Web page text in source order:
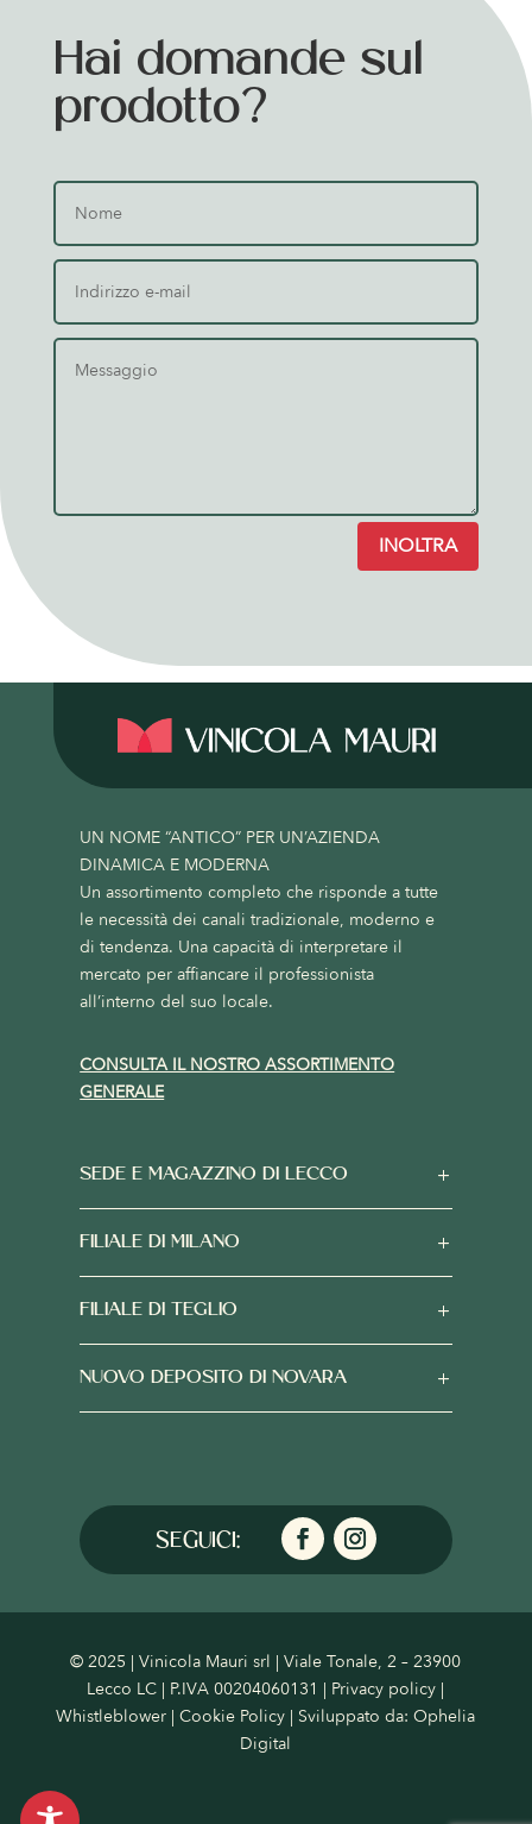
Hai domande sul
prodotto?
INOLTRA
UN NOME “ANTICO” PER UN’AZIENDA
DINAMICA E MODERNA
Un assortimento completo che risponde a tutte
le necessità dei canali tradizionale, moderno e
di tendenza. Una capacità di interpretare il
mercato per affiancare il professionista
all’interno del suo locale.
CONSULTA IL NOSTRO ASSORTIMENTO
GENERALE
SEDE E MAGAZZINO DI LECCO
FILIALE DI MILANO
FILIALE DI TEGLIO
NUOVO DEPOSITO DI NOVARA
© 2025 | Vinicola Mauri srl | Viale Tonale, 2 – 23900
Lecco LC | P.IVA 00204060131 | Privacy policy |
Whistleblower |Cookie Policy | Sviluppato da:Ophelia
Digital